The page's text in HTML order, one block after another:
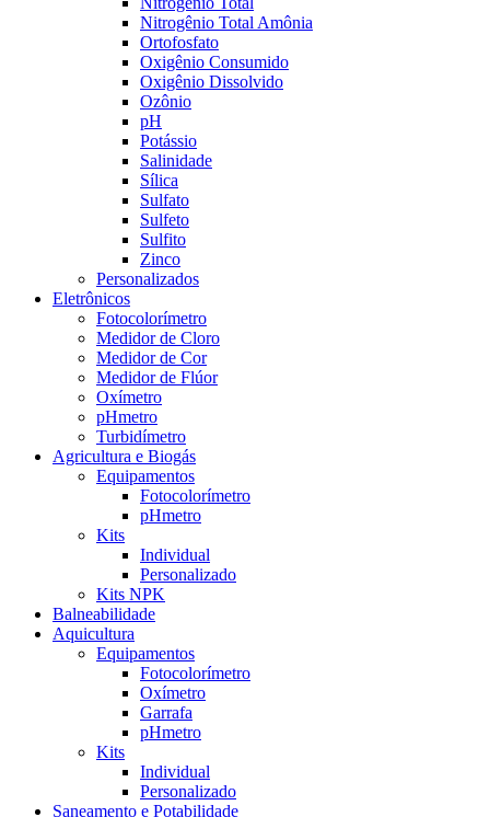
Nitrogênio Total Amônia
Ortofosfato
Oxigênio Consumido
Oxigênio Dissolvido
Ozônio
pH
Potássio
Salinidade
Sílica
Sulfato
Sulfeto
Sulfito
Zinco
Personalizados
Eletrônicos
Fotocolorímetro
Medidor de Cloro
Medidor de Cor
Medidor de Flúor
Oxímetro
pHmetro
Turbidímetro
Agricultura e Biogás
Equipamentos
Fotocolorímetro
pHmetro
Kits
Individual
Personalizado
Kits NPK
Balneabilidade
Aquicultura
Equipamentos
Fotocolorímetro
Oxímetro
Garrafa
pHmetro
Kits
Individual
Personalizado
Saneamento e Potabilidade